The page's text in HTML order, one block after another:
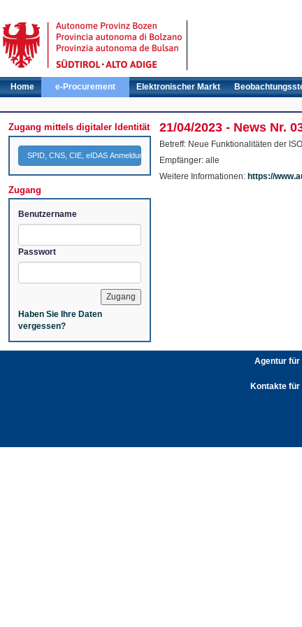
Home e-Procurement Elektronischer Markt
Zugang mittels digitaler Identität
SPID, CNS, CIE, eIDAS Anmeldung
Zugang
Benutzername
Passwort
Haben Sie Ihre Daten
vergessen?
21/04/2023 - News Nr.
Betreff: Neue Funktionalitäten der
Empfänger: alle
Weitere Informationen: https://
Agentur für
Kontakte für